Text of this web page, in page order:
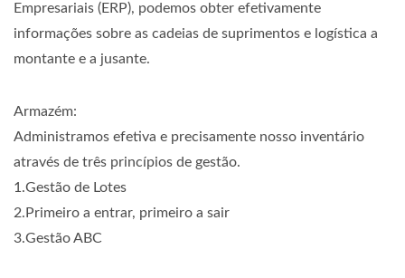
Empresariais (ERP), podemos obter efetivamente
informações sobre as cadeias de suprimentos e logística a
montante e a jusante.
Armazém:
Administramos efetiva e precisamente nosso inventário
através de três princípios de gestão.
1.Gestão de Lotes
2.Primeiro a entrar, primeiro a sair
3.Gestão ABC